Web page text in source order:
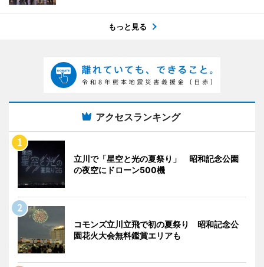
もっと見る
アクセスランキング
立川で「星空と光の夏祭り」 昭和記念公園
の夜空にドローン500機
コモンズ立川立飛で初の夏祭り 昭和記念公
園花火大会無料鑑賞エリアも